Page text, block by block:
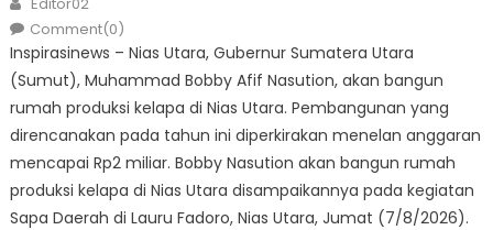
Comment(0)
Inspirasinews – Nias Utara, Gubernur Sumatera Utara
(Sumut), Muhammad Bobby Afif Nasution, akan bangun
rumah produksi kelapa di Nias Utara. Pembangunan yang
direncanakan pada tahun ini diperkirakan menelan anggaran
mencapai Rp2 miliar. Bobby Nasution akan bangun rumah
produksi kelapa di Nias Utara disampaikannya pada kegiatan
Sapa Daerah di Lauru Fadoro, Nias Utara, Jumat (7/8/2026).